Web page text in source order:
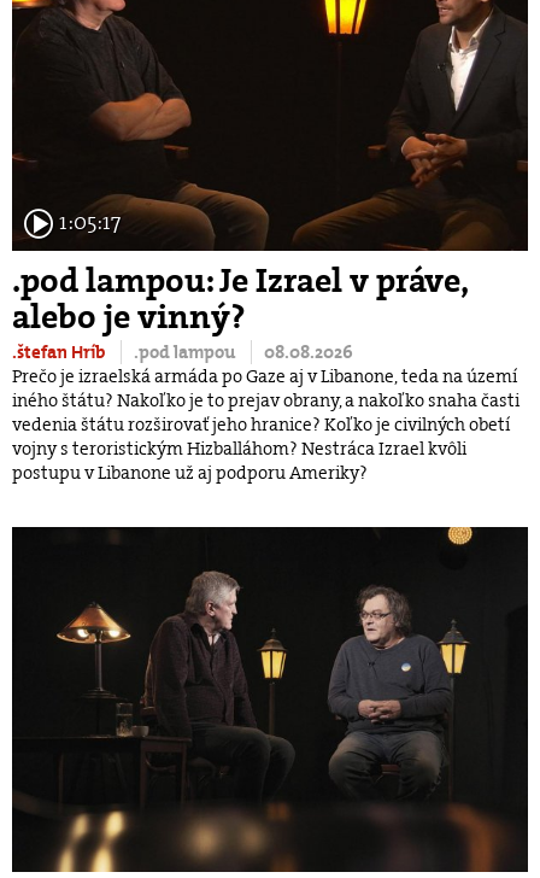
1:05:17
.pod lampou: Je Izrael v práve,
alebo je vinný?
.štefan Hríb .pod lampou
08.08.2026
Prečo je izraelská armáda po Gaze aj v Libanone, teda na území
iného štátu? Nakoľko je to prejav obrany, a nakoľko snaha časti
vedenia štátu rozširovať jeho hranice? Koľko je civilných obetí
vojny s teroristickým Hizballáhom? Nestráca Izrael kvôli
postupu v Libanone už aj podporu Ameriky?